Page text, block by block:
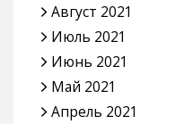
Август 2021
Июль 2021
Июнь 2021
Май 2021
Апрель 2021